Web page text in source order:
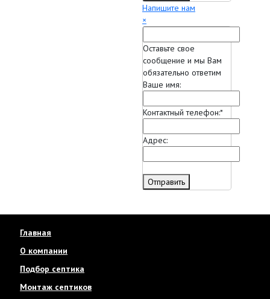
Напишите нам
×
Оставьте свое
сообщение и мы Вам
обязательно ответим
Ваше имя:
Контактный телефон:*
Адрес:
Отправить
Главная
О компании
Подбор септика
Монтаж септиков